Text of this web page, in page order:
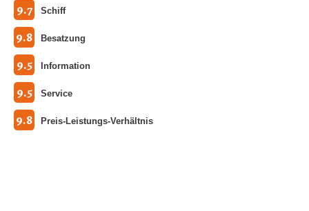
9.7 Schiff
9.8 Besatzung
9.5 Information
9.5 Service
9.8 Preis-Leistungs-Verhältnis